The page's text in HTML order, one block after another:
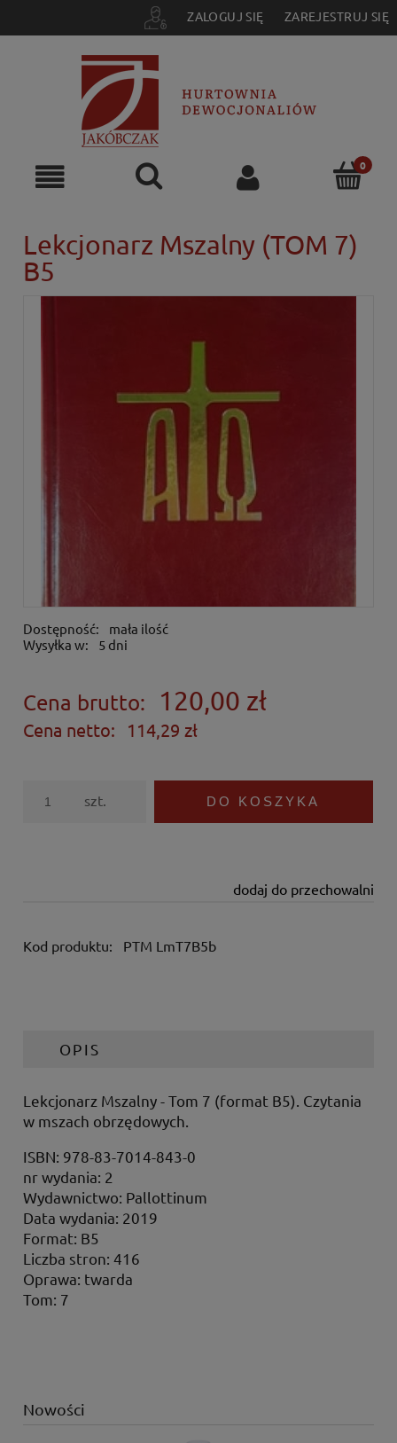
ZALOGUJ SIĘ ZAREJESTRUJ SIĘ
Lekcjonarz Mszalny (TOM 7)
B5
Dostępność:
mała ilość
Wysyłka w:
5 dni
Cena brutto: 120,00 zł
Cena netto: 114,29 zł
szt. DO KOSZYKA
dodaj do przechowalni
Kod produktu: PTM LmT7B5b
OPIS
Lekcjonarz Mszalny - Tom 7 (format B5). Czytania
w mszach obrzędowych.
ISBN: 978-83-7014-843-0
nr wydania: 2
Wydawnictwo: Pallottinum
Data wydania: 2019
Format: B5
Liczba stron: 416
Oprawa: twarda
Tom: 7
Nowości